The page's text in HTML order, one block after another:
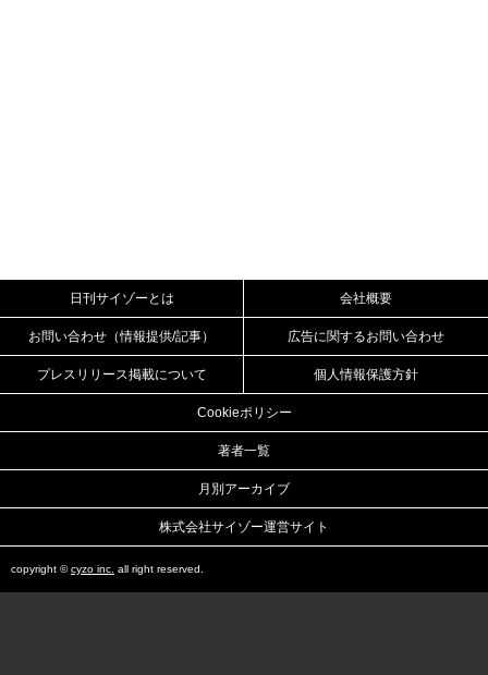
日刊サイゾーとは 会社概要
お問い合わせ（情報提供/記事） 広告に関するお問い合わせ
プレスリリース掲載について 個人情報保護方針
Cookieポリシー
著者一覧
月別アーカイブ
株式会社サイゾー運営サイト
copyright ©cyzo inc. all right reserved.